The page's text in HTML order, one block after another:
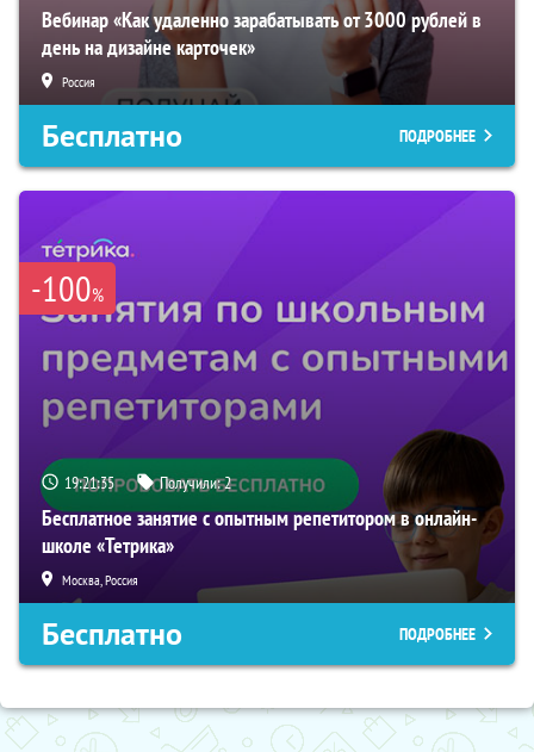
Вебинар «Как удаленно зарабатывать от 3000 рублей в
день на дизайне карточек»
Россия
Бесплатно ПОДРОБНЕЕ
-100%
19:21:34 Получили:2
Бесплатное занятие с опытным репетитором в онлайн-
школе «Тетрика»
Москва, Россия
Бесплатно ПОДРОБНЕЕ